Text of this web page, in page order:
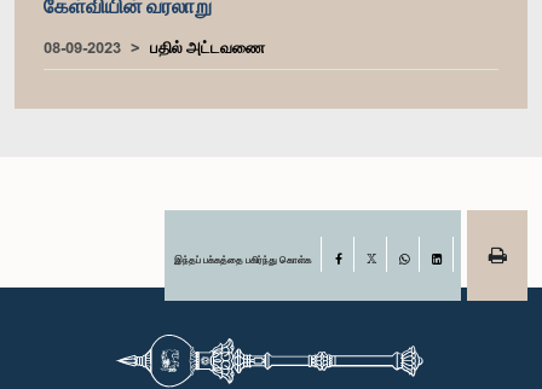
08-09-2023 பதில் அட்டவணை
இந்தப் பக்கத்தை பகிர்ந்து கொள்க Facebook